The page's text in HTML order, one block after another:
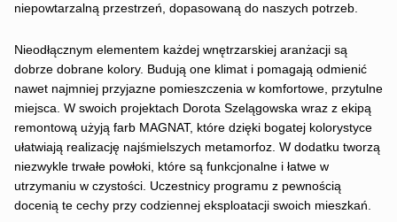
niepowtarzalną przestrzeń, dopasowaną do naszych potrzeb.
Nieodłącznym elementem każdej wnętrzarskiej aranżacji są
dobrze dobrane kolory. Budują one klimat i pomagają odmienić
nawet najmniej przyjazne pomieszczenia w komfortowe, przytulne
miejsca. W swoich projektach Dorota Szelągowska wraz z ekipą
remontową użyją farb MAGNAT, które dzięki bogatej kolorystyce
ułatwiają realizację najśmielszych metamorfoz. W dodatku tworzą
niezwykle trwałe powłoki, które są funkcjonalne i łatwe w
utrzymaniu w czystości. Uczestnicy programu z pewnością
docenią te cechy przy codziennej eksploatacji swoich mieszkań.